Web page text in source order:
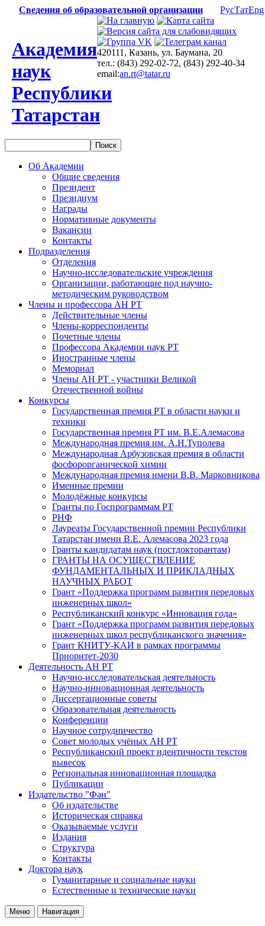
Сведения об образовательной организации РусТатEng
Академия
наук
Республики
Татарстан
420111, Казань, ул. Баумана, 20
тел.: (843) 292-02-72, (843) 292-40-34
email:an.rt@tatar.ru
Об Академии
Общие сведения
Президент
Президиум
Награды
Нормативные документы
Вакансии
Контакты
Подразделения
Отделения
Научно-исследовательские учреждения
Организации, работающие под научно-
методическим руководством
Члены и профессора АН РТ
Действительные члены
Члены-корреспонденты
Почетные члены
Профессора Академии наук РТ
Иностранные члены
Мемориал
Члены АН РТ - участники Великой
Отечественной войны
Конкурсы
Государственная премия РТ в области науки и
техники
Государственная премия РТ им. В.Е.Алемасова
Международная премия им. А.Н.Туполева
Международная Арбузовская премия в области
фосфорорганической химии
Международная премия имени В.В. Марковникова
Именные премии
Молодёжные конкурсы
Гранты по Госпрограммам РТ
РНФ
Лауреаты Государственной премии Республики
Татарстан имени В.Е. Алемасова 2023 года
Гранты кандидатам наук (постдокторантам)
ГРАНТЫ НА ОСУЩЕСТВЛЕНИЕ
ФУНДАМЕНТАЛЬНЫХ И ПРИКЛАДНЫХ
НАУЧНЫХ РАБОТ
Грант «Поддержка программ развития передовых
инженерных школ»
Республиканский конкурс «Инновация года»
Грант «Поддержка программ развития передовых
инженерных школ республиканского значения»
Грант КНИТУ-КАИ в рамках программы
Приоритет-2030
Деятельность АН РТ
Научно-исследовательская деятельность
Научно-инновационная деятельность
Диссертационные советы
Образовательная деятельность
Конференции
Научное сотрудничество
Совет молодых учёных АН РТ
Республиканский проект идентичности текстов
вывесок
Региональная инновационная площадка
Публикации
Издательство "Фән"
Об издательстве
Историческая справка
Оказываемые услуги
Издания
Структура
Контакты
Доктора наук
Гуманитарные и социальные науки
Естественные и технические науки
Меню Навигация